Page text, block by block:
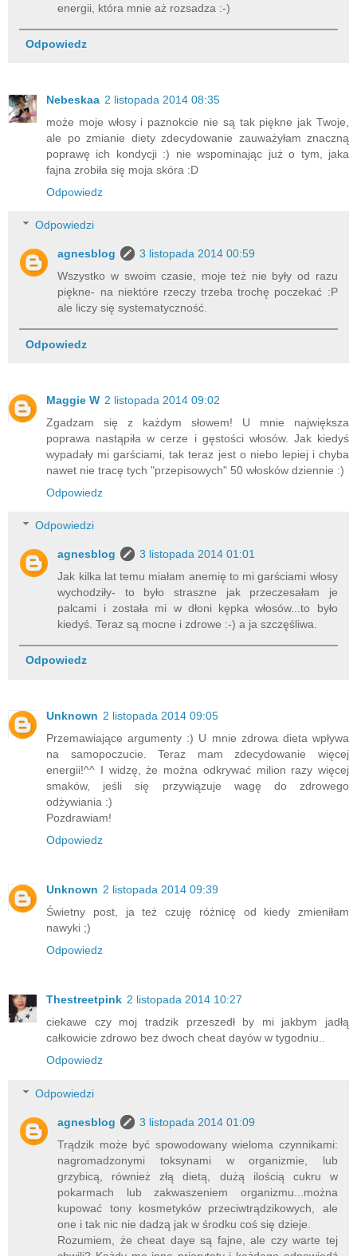
energii, która mnie aż rozsadza :-)
Odpowiedz
Nebeskaa 2 listopada 2014 08:35
może moje włosy i paznokcie nie są tak piękne jak Twoje,
ale po zmianie diety zdecydowanie zauważyłam znaczną
poprawę ich kondycji :) nie wspominając już o tym, jaka
fajna zrobiła się moja skóra :D
Odpowiedz
Odpowiedzi
agnesblog
3 listopada 2014 00:59
Wszystko w swoim czasie, moje też nie były od razu
piękne- na niektóre rzeczy trzeba trochę poczekać :P
ale liczy się systematyczność.
Odpowiedz
Maggie W 2 listopada 2014 09:02
Zgadzam się z każdym słowem! U mnie największa
poprawa nastąpiła w cerze i gęstości włosów. Jak kiedyś
wypadały mi garściami, tak teraz jest o niebo lepiej i chyba
nawet nie tracę tych "przepisowych" 50 włosków dziennie :)
Odpowiedz
Odpowiedzi
agnesblog
3 listopada 2014 01:01
Jak kilka lat temu miałam anemię to mi garściami włosy
wychodziły- to było straszne jak przeczesałam je
palcami i została mi w dłoni kępka włosów...to było
kiedyś. Teraz są mocne i zdrowe :-) a ja szczęśliwa.
Odpowiedz
Unknown 2 listopada 2014 09:05
Przemawiające argumenty :) U mnie zdrowa dieta wpływa
na samopoczucie. Teraz mam zdecydowanie więcej
energii!^^ I widzę, że można odkrywać milion razy więcej
smaków, jeśli się przywiązuje wagę do zdrowego
odżywiania :)
Pozdrawiam!
Odpowiedz
Unknown 2 listopada 2014 09:39
Świetny post, ja też czuję różnicę od kiedy zmieniłam
nawyki ;)
Odpowiedz
Thestreetpink 2 listopada 2014 10:27
ciekawe czy moj tradzik przeszedł by mi jakbym jadłą
całkowicie zdrowo bez dwoch cheat dayów w tygodniu..
Odpowiedz
Odpowiedzi
agnesblog
3 listopada 2014 01:09
Trądzik może być spowodowany wieloma czynnikami:
nagromadzonymi toksynami w organizmie, lub
grzybicą, również złą dietą, dużą ilością cukru w
pokarmach lub zakwaszeniem organizmu...można
kupować tony kosmetyków przeciwtrądzikowych, ale
one i tak nic nie dadzą jak w środku coś się dzieje.
Rozumiem, że cheat daye są fajne, ale czy warte tej